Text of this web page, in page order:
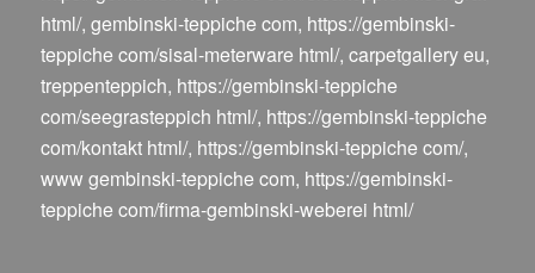
html/, gembinski-teppiche com, https://gembinski-
teppiche com/sisal-meterware html/, carpetgallery eu,
treppenteppich, https://gembinski-teppiche
com/seegrasteppich html/, https://gembinski-teppiche
com/kontakt html/, https://gembinski-teppiche com/,
www gembinski-teppiche com, https://gembinski-
teppiche com/firma-gembinski-weberei html/